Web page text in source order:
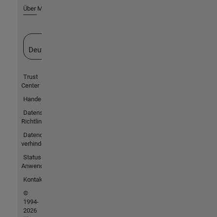
Über MathWorks
Deutschland
Trust
Center
Handelsmarken
Datenschutz-
Richtlinien
Datendiebstahl
verhindern
Status von
Anwendungen
Kontakt
©
1994-
2026